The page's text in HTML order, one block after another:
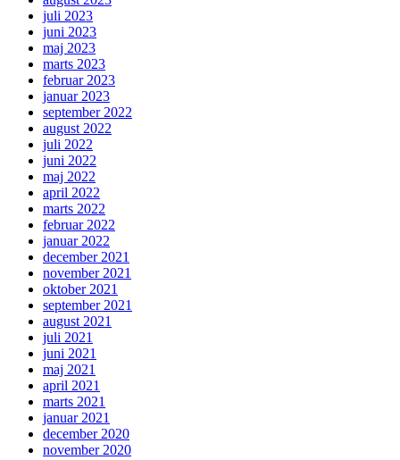
juli 2023
juni 2023
maj 2023
marts 2023
februar 2023
januar 2023
september 2022
august 2022
juli 2022
juni 2022
maj 2022
april 2022
marts 2022
februar 2022
januar 2022
december 2021
november 2021
oktober 2021
september 2021
august 2021
juli 2021
juni 2021
maj 2021
april 2021
marts 2021
januar 2021
december 2020
november 2020